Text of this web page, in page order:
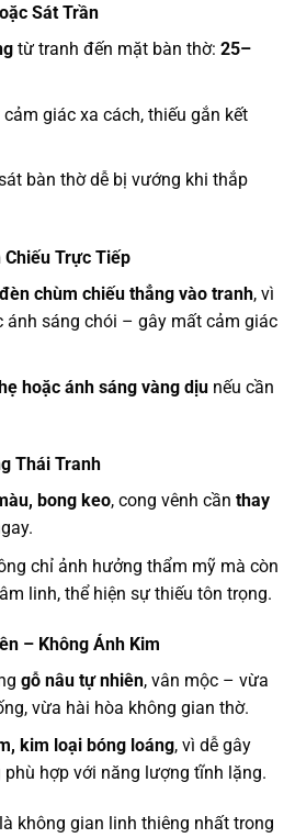
Sát Trần
từ tranh đến mặt bàn thờ: 25–
giác xa cách, thiếu gắn kết
bàn thờ dễ bị vướng khi thắp
Trực Tiếp
chùm chiếu thẳng vào tranh, vì
ánh sáng chói – gây mất cảm giác
hoặc ánh sáng vàng dịunếu cần
Thái Tranh
bong keo, cong vênh cần thay
chỉ ảnh hưởng thẩm mỹ mà còn
linh, thể hiện sự thiếu tôn trọng.
– Không Ánh Kim
gỗ nâu tự nhiên, vân mộc – vừa
vừa hài hòa không gian thờ.
kim loại bóng loáng, vì dễ gây
hợp với năng lượng tĩnh lặng.
không gian linh thiêng nhất trong